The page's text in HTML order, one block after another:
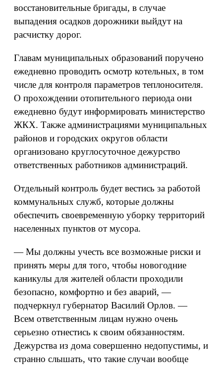
восстановительные бригады, в случае
выпадения осадков дорожники выйдут на
расчистку дорог.
Главам муниципальных образований поручено
ежедневно проводить осмотр котельных, в том
числе для контроля параметров теплоносителя.
О прохождении отопительного периода они
ежедневно будут информировать министерство
ЖКХ. Также администрациями муниципальных
районов и городских округов области
организовано круглосуточное дежурство
ответственных работников администраций.
Отдельный контроль будет вестись за работой
коммунальных служб, которые должны
обеспечить своевременную уборку территорий
населенных пунктов от мусора.
— Мы должны учесть все возможные риски и
принять меры для того, чтобы новогодние
каникулы для жителей области проходили
безопасно, комфортно и без аварий, —
подчеркнул губернатор Василий Орлов. —
Всем ответственным лицам нужно очень
серьезно отнестись к своим обязанностям.
Дежурства из дома совершенно недопустимы, и
странно слышать, что такие случаи вообще